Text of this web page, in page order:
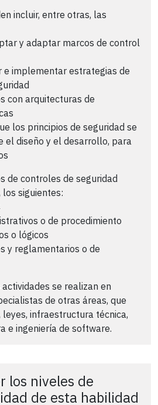
incluir, entre otras, las
y adaptar marcos de control
e implementar estrategias de
con arquitecturas de
los principios de seguridad se
el diseño y el desarrollo, para
de controles de seguridad
siguientes:
o de procedimiento
o lógicos
y reglamentarios o de
se realizan en
de otras áreas, que
infraestructura técnica,
e ingeniería de software.
los niveles de
de esta habilidad